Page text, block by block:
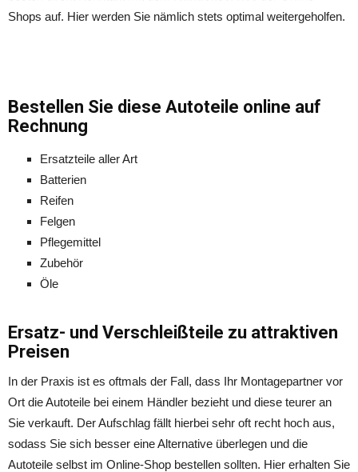
Shops auf. Hier werden Sie nämlich stets optimal weitergeholfen.
Bestellen Sie diese Autoteile online auf
Rechnung
Ersatzteile aller Art
Batterien
Reifen
Felgen
Pflegemittel
Zubehör
Öle
Ersatz- und Verschleißteile zu attraktiven
Preisen
In der Praxis ist es oftmals der Fall, dass Ihr Montagepartner vor
Ort die Autoteile bei einem Händler bezieht und diese teurer an
Sie verkauft. Der Aufschlag fällt hierbei sehr oft recht hoch aus,
sodass Sie sich besser eine Alternative überlegen und die
Autoteile selbst im Online-Shop bestellen sollten. Hier erhalten Sie